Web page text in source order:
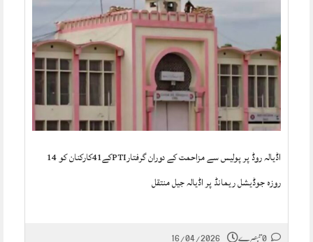
اڈیالہ روڈ پر پولیس سے مزاحمت کے دوران گرفتارPTIکے41کارکنان کو 14
روزہ جوڈیشل ریمانڈ پر اڈیالہ جیل منتقل
16/04/2026